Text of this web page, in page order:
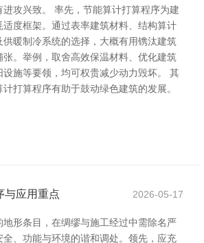
攻兴致。 率先，节能算计打算程序为建
度框架。通过表率建筑材料、结构算计
暖制冷系统的选择，大概有用镌汰建筑
。举例，取舍高效保温材料、优化建筑
施等要领，均可权贵减少动力毁坏。 其
打算程序有助于鼓动绿色建筑的发展。
与应用重点 2026-05-17
形条目，在绸缪与施工经过中需除名严
、功能与环境的谐和调处。领先，应充